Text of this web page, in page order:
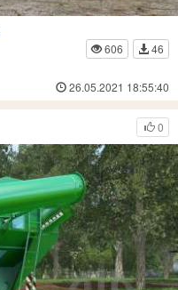
606
46
26.05.2021 18:55:40
0